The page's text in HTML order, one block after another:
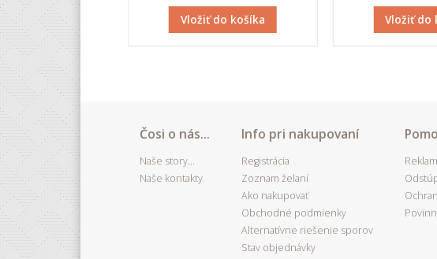
do košíka Vložiť do košíka Vložiť do
Čosi o nás...
Naše story...
Naše kontakty
Info pri nakupovaní
Registrácia
Zoznam želaní
Ako nakupovať
Obchodné podmienky
Alternatívne riešenie sporov
Stav objednávky